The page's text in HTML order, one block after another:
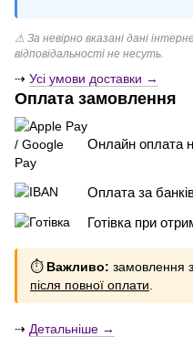
⚠ За невірно вказані дані
відповідальності не несуть.
⇢ Усі умови доставки →
Оплата замовлення
Онлайн оплата
Оплата за
Готівка при
⏱ Важливо: замовлення
після повної оплати
⇢ Детальніше →